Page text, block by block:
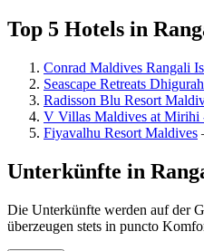
Top 5 Hotels in
Conrad Maldives Rangali
Seascape Retreats Dhigurah
Radisson Blu Resort
V Villas Maldives at Mirihi
Fiyavalhu Resort Maldives
Unterkünfte in
Die Unterkünfte werden auf der
überzeugen stets in puncto